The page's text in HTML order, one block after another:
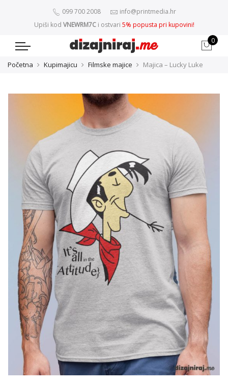
099 700 2008
info@printmedia.hr
Upiši kod VNEWRM7C i ostvari 5% popusta pri kupovini!
0
Početna Kupimajicu Filmske majice Majica – Lucky Luke